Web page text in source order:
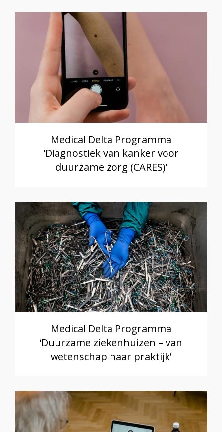
Medical Delta Programma
'Diagnostiek van kanker voor
duurzame zorg (CARES)'
Medical Delta Programma
‘Duurzame ziekenhuizen – van
wetenschap naar praktijk’